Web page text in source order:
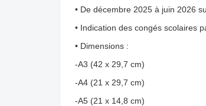
• De décembre 2025 à juin 2026
• Indication des congés scolaires
• Dimensions :
-A3 (42 x 29,7 cm)
-A4 (21 x 29,7 cm)
-A5 (21 x 14,8 cm)